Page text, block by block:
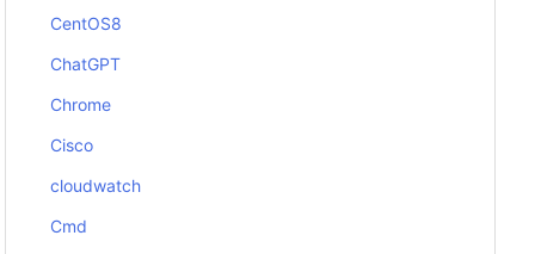
CentOS8
ChatGPT
Chrome
Cisco
cloudwatch
Cmd